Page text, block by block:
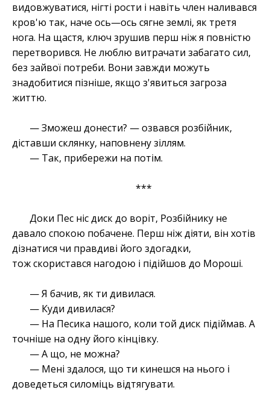
видовжуватися, нігті рости і навіть член наливався
кров'ю так, наче ось—ось сягне землі, як третя
нога. На щастя, ключ зрушив перш ніж я повністю
перетворився. Не люблю витрачати забагато сил,
без зайвої потреби. Вони завжди можуть
знадобитися пізніше, якщо з'явиться загроза
життю.
— Зможеш донести? — озвався розбійник,
діставши склянку, наповнену зіллям.
— Так, прибережи на потім.
***
Доки Пес ніс диск до воріт, Розбійнику не
давало спокою побачене. Перш ніж діяти, він хотів
дізнатися чи правдиві його здогадки,
тож скористався нагодою і підійшов до Мороші.
— Я бачив, як ти дивилася.
— Куди дивилася?
— На Песика нашого, коли той диск підіймав. А
точніше на одну його кінцівку.
— А що, не можна?
— Мені здалося, що ти кинешся на нього і
доведеться силоміць відтягувати.